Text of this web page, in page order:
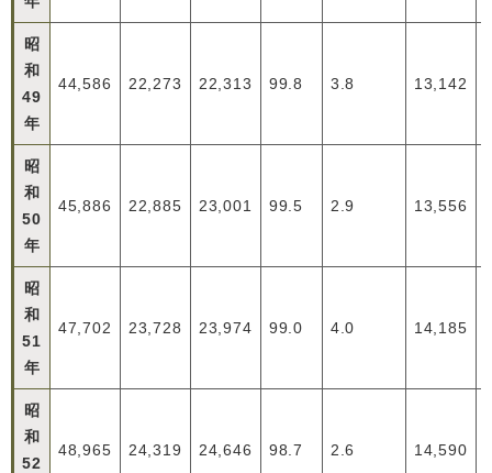
昭
和
49
年
44,586 22,273 22,313 99.8 3.8 13,142
昭
和
50
年
45,886 22,885 23,001 99.5 2.9 13,556
昭
和
51
年
47,702 23,728 23,974 99.0 4.0 14,185
昭
和
52
48,965 24,319 24,646 98.7 2.6 14,590